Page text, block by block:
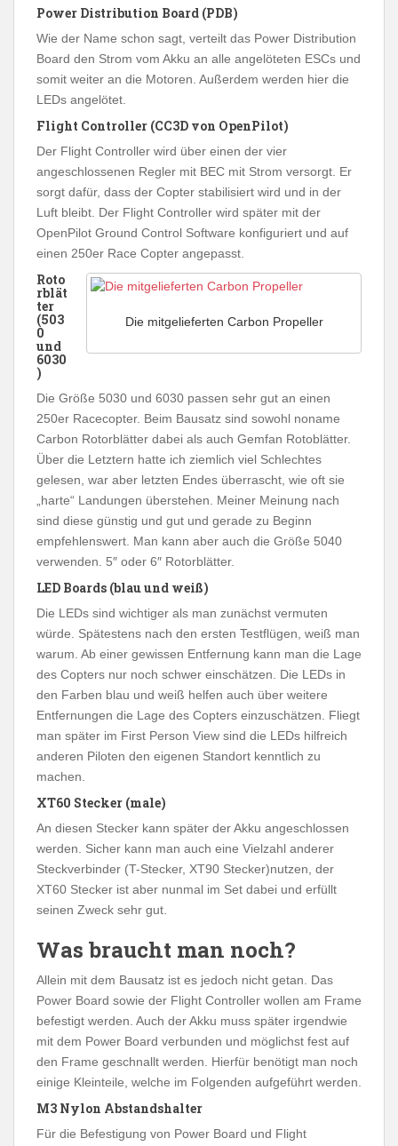
Power Distribution Board (PDB)
Wie der Name schon sagt, verteilt das Power Distribution
Board den Strom vom Akku an alle angelöteten ESCs und
somit weiter an die Motoren. Außerdem werden hier die
LEDs angelötet.
Flight Controller (CC3D von OpenPilot)
Der Flight Controller wird über einen der vier
angeschlossenen Regler mit BEC mit Strom versorgt. Er
sorgt dafür, dass der Copter stabilisiert wird und in der
Luft bleibt. Der Flight Controller wird später mit der
OpenPilot Ground Control Software konfiguriert und auf
einen 250er Race Copter angepasst.
Die mitgelieferten Carbon Propeller
Roto
rblät
ter
(503
0
und
6030
)
Die Größe 5030 und 6030 passen sehr gut an einen
250er Racecopter. Beim Bausatz sind sowohl noname
Carbon Rotorblätter dabei als auch Gemfan Rotoblätter.
Über die Letztern hatte ich ziemlich viel Schlechtes
gelesen, war aber letzten Endes überrascht, wie oft sie
„harte“ Landungen überstehen. Meiner Meinung nach
sind diese günstig und gut und gerade zu Beginn
empfehlenswert. Man kann aber auch die Größe 5040
verwenden. 5″ oder 6″ Rotorblätter.
LED Boards (blau und weiß)
Die LEDs sind wichtiger als man zunächst vermuten
würde. Spätestens nach den ersten Testflügen, weiß man
warum. Ab einer gewissen Entfernung kann man die Lage
des Copters nur noch schwer einschätzen. Die LEDs in
den Farben blau und weiß helfen auch über weitere
Entfernungen die Lage des Copters einzuschätzen. Fliegt
man später im First Person View sind die LEDs hilfreich
anderen Piloten den eigenen Standort kenntlich zu
machen.
XT60 Stecker (male)
An diesen Stecker kann später der Akku angeschlossen
werden. Sicher kann man auch eine Vielzahl anderer
Steckverbinder (T-Stecker, XT90 Stecker)nutzen, der
XT60 Stecker ist aber nunmal im Set dabei und erfüllt
seinen Zweck sehr gut.
Was braucht man noch?
Allein mit dem Bausatz ist es jedoch nicht getan. Das
Power Board sowie der Flight Controller wollen am Frame
befestigt werden. Auch der Akku muss später irgendwie
mit dem Power Board verbunden und möglichst fest auf
den Frame geschnallt werden. Hierfür benötigt man noch
einige Kleinteile, welche im Folgenden aufgeführt werden.
M3 Nylon Abstandshalter
Für die Befestigung von Power Board und Flight